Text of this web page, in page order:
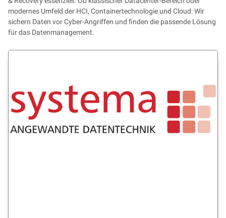
modernes Umfeld der HCI, Containertechnologie und Cloud: Wir
sichern Daten vor Cyber-Angriffen und finden die passende Lösung
für das Datenmanagement.